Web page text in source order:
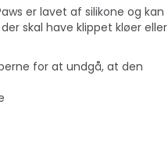
er lavet af silikone og kan
skal have klippet kløer eller
for at undgå, at den